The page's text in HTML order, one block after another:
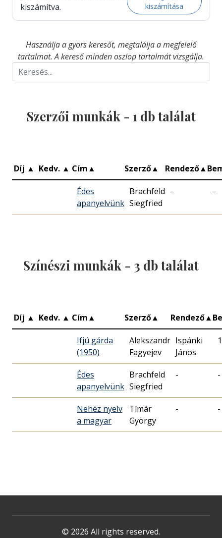
kiszámítva.
kiszámítása
Használja a gyors keresőt, megtalálja a megfelelő
tartalmat. A kereső minden oszlop tartalmát vizsgálja.
Szerzői munkák - 1 db találat
Díj ▲ Kedv. ▲ Cím▲ Szerző▲ Rendező▲
Édes
apanyelvünk
Brachfeld
Siegfried
- -
Színészi munkák - 3 db találat
Díj ▲ Kedv. ▲ Cím▲ Szerző▲ Rendező▲
Ifjú gárda
(1950)
Alekszandr
Fagyejev
Ispánki
János
Édes
apanyelvünk
Brachfeld
Siegfried
- -
Nehéz nyelv
a magyar
Tímár
György
- -
© 2026 All rights reserved.